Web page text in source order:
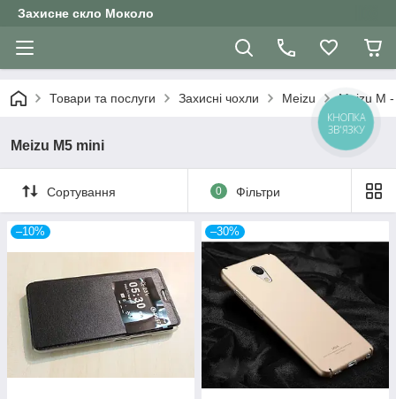
Захисне скло Moколо
Товари та послуги Захисні чохли Meizu Meizu M -
Meizu M5 mini
Сортування 0 Фільтри
–10% –30%
КНОПКА
ЗВ'ЯЗКУ